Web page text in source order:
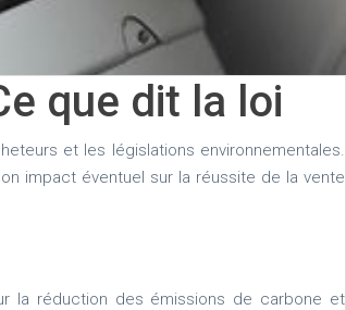
que dit la loi
et les législations environnementales.
impact éventuel sur la réussite de la vente
la réduction des émissions de carbone et